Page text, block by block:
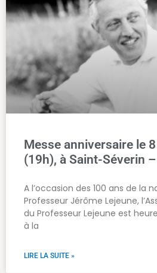
Messe anniversaire le
(19h), à Saint-Séverin
A l’occasion des 100 ans de la
Professeur Jérôme Lejeune,
du Professeur Lejeune est
à la
LIRE LA SUITE »